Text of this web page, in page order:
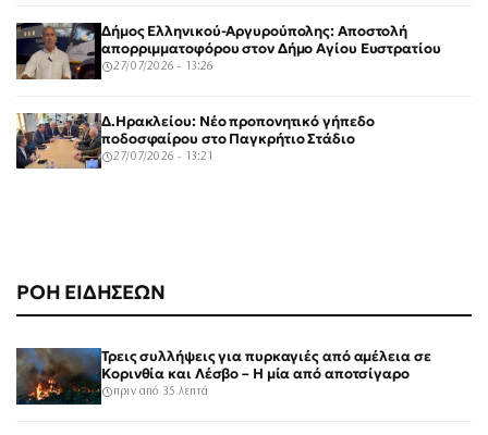
ΡΟΗ ΕΙΔΗΣΕΩΝ
Τρεις συλλήψεις για πυρκαγιές από αμέλεια σε
Κορινθία και Λέσβο – Η μία από αποτσίγαρο
πριν από 35 λεπτά
Δήμος Ελληνικού-Αργυρούπολης: Αποστολή
απορριμματοφόρου στον Δήμο Αγίου Ευστρατίου
27/07/2026 - 13:26
Δ.Ηρακλείου: Νέο προπονητικό γήπεδο
ποδοσφαίρου στο Παγκρήτιο Στάδιο
27/07/2026 - 13:21